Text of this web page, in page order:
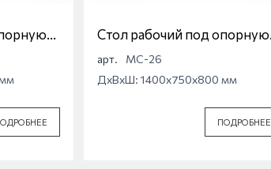
опоре
Стол рабочий под опорную
тумбу на О-образной опоре
Магна МС-26
арт.
МС-26
ДхВхШ: 1400x750x800 мм
ПОДРОБНЕЕ